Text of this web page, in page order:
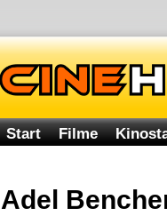
Start Filme
Adel